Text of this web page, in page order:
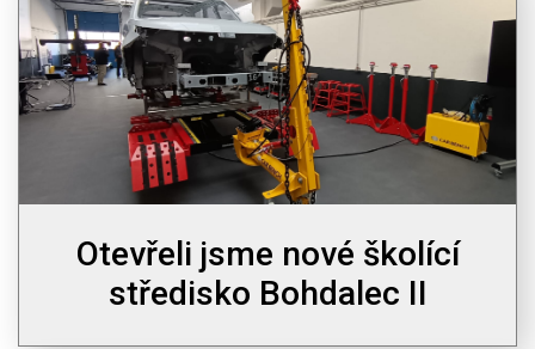
Otevřeli jsme nové školící
středisko Bohdalec II